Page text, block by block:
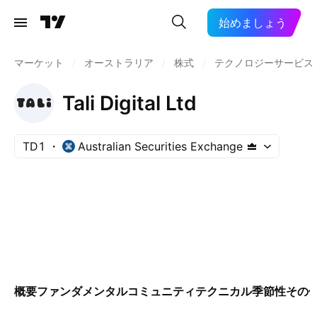
始めましょう
マーケット オーストラリア 株式 テクノロジーサービス
Tali Digital Ltd
TD1 Australian Securities Exchange
概要ファンダメンタルコミュニティテクニカル季節性その